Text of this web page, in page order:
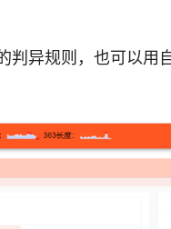
异规则，也可以用